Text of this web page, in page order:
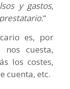
y gastos,
“
es, por
cuesta,
los costes,
cuenta, etc.